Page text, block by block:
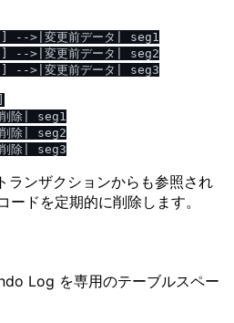
-->|変更前データ| seg1
-->|変更前データ| seg2
-->|変更前データ| seg3
除| seg1
除| seg2
ランザクションからも参照され
ドを定期的に削除します。
Log を専用のテーブルスペー